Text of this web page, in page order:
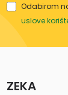
Odabirom
uslove
ZEKA